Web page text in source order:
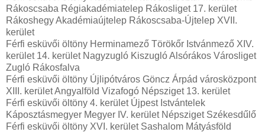
Rákoscsaba Régiakadémiatelep Rákosliget 17. kerület
Rákoshegy Akadémiaújtelep Rákoscsaba-Újtelep XVII.
kerület
Férfi esküvői öltöny Herminamező Törökőr Istvánmező XIV.
kerület 14. kerület Nagyzugló Kiszugló Alsórákos Városliget
Zugló Rákosfalva
Férfi esküvői öltöny Újlipótváros Göncz Árpád városközpont
XIII. kerület Angyalföld Vizafogó Népsziget 13. kerület
Férfi esküvői öltöny 4. kerület Újpest Istvántelek
Káposztásmegyer Megyer IV. kerület Népsziget Székesdűlő
Férfi esküvői öltöny XVI. kerület Sashalom Mátyásföld